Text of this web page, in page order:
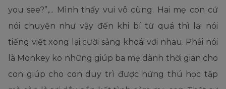
you see?”,... Mình thấy vui vô cùng. Hai mẹ con cứ
nói chuyện như vậy đến khi bí từ quá thì lại nói
tiếng việt xong lại cười sảng khoái với nhau. Phải nói
là Monkey ko những giúp ba mẹ dành thời gian cho
con giúp cho con duy trì được hứng thú học tập